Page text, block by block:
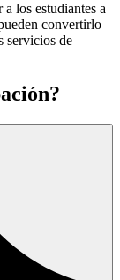
los estudiantes a
convertirlo
servicios de